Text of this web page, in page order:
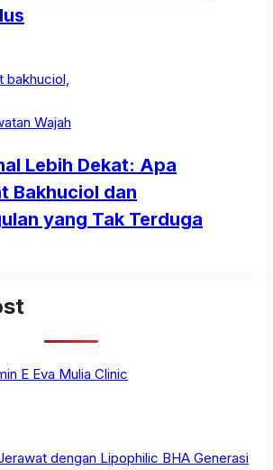
Wajah
Lebih Dekat: Apa
Bakhuciol dan
yang Tak Terduga
dengan Lipophilic BHA Generasi